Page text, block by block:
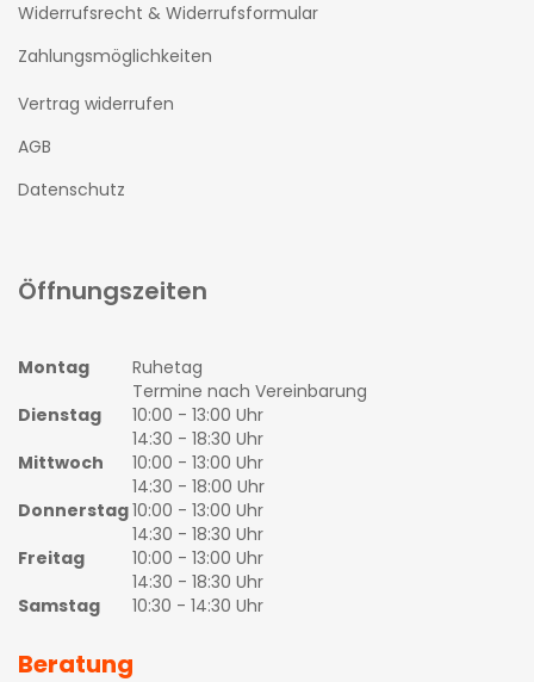
Widerrufsrecht & Widerrufsformular
Zahlungsmöglichkeiten
Vertrag widerrufen
AGB
Datenschutz
Öffnungszeiten
Montag
Ruhetag
Termine nach Vereinbarung
Dienstag
10:00 - 13:00 Uhr
14:30 - 18:30 Uhr
Mittwoch
10:00 - 13:00 Uhr
14:30 - 18:00 Uhr
Donnerstag10:00 - 13:00 Uhr
14:30 - 18:30 Uhr
Freitag
10:00 - 13:00 Uhr
14:30 - 18:30 Uhr
Samstag
10:30 - 14:30 Uhr
Beratung